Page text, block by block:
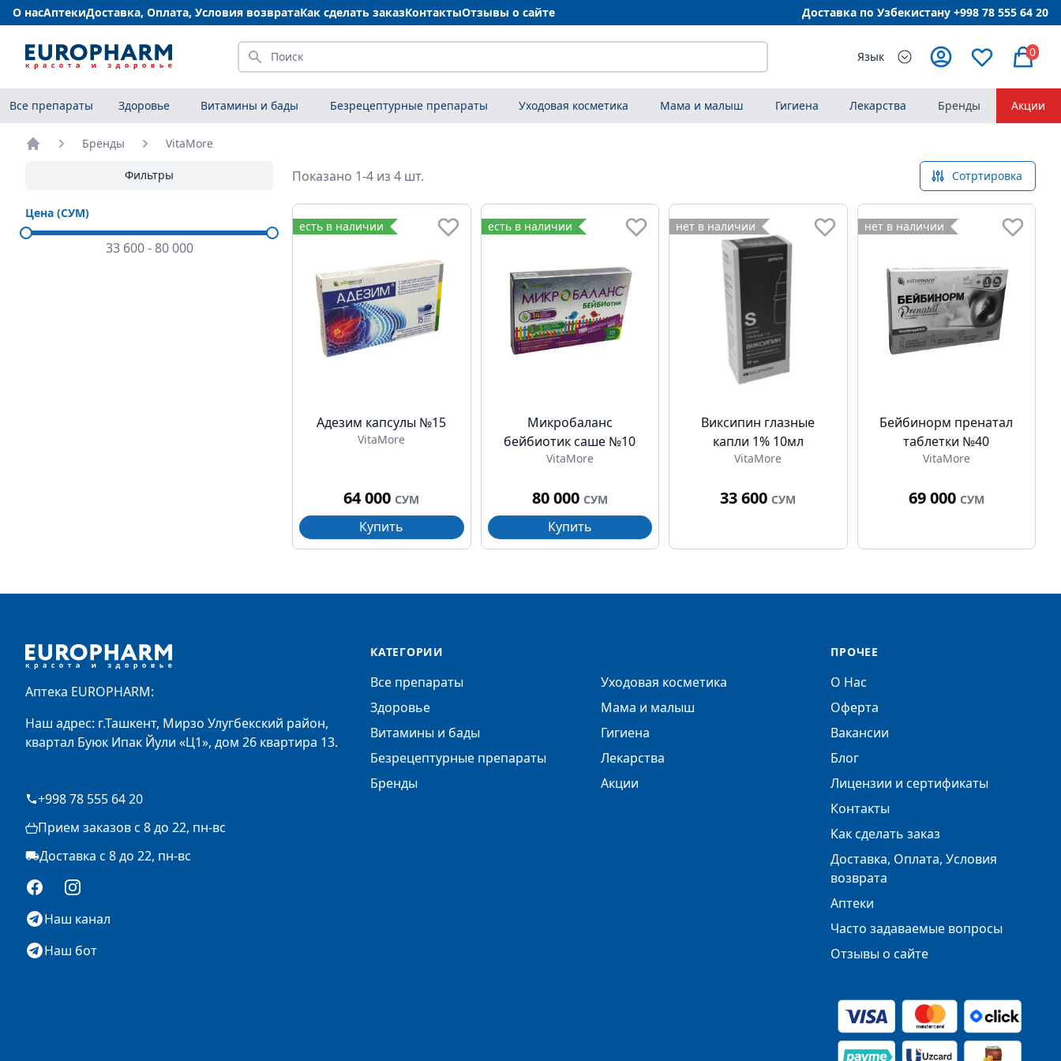
О насАптекиДоставка, Оплата, Условия возвратаКак сделать заказКонтактыОтзывы о сайте Доставка по Узбекистану +998 78 555 64 20
Искать Язык 0
Все препараты Здоровье Витамины и бады Безрецептурные препараты Уходовая косметика Мама и малыш Гигиена Лекарства Бренды Акции
Бренды VitaMore
Фильтры
Цена (СУМ)
33 600-80 000
Показано 1-4 из 4 шт. Сотртировка
есть в наличии
Адезим капсулы №15
VitaMore
64 000 СУМ
Купить
есть в наличии
Микробаланс
бейбиотик саше №10
VitaMore
80 000 СУМ
Купить
нет в наличии
Виксипин глазные
капли 1% 10мл
VitaMore
33 600 СУМ
нет в наличии
Бейбинорм пренатал
таблетки №40
VitaMore
69 000 СУМ
Аптека EUROPHARM:
Наш адрес: г.Ташкент, Мирзо Улугбекский район,
квартал Буюк Ипак Йули «Ц1», дом 26 квартира 13.
+998 78 555 64 20
Прием заказов с 8 до 22, пн-вс
Доставка с 8 до 22, пн-вс
FacebookInstagram
Наш канал
Наш бот
КАТЕГОРИИ
Все препараты
Здоровье
Витамины и бады
Безрецептурные препараты
Бренды
Уходовая косметика
Мама и малыш
Гигиена
Лекарства
Акции
ПРОЧЕЕ
О Нас
Оферта
Вакансии
Блог
Лицензии и сертификаты
Контакты
Как сделать заказ
Доставка, Оплата, Условия
возврата
Аптеки
Часто задаваемые вопросы
Отзывы о сайте